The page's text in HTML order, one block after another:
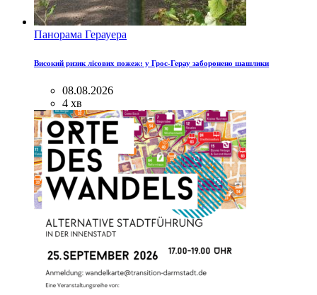
Панорама Герауера
Високий ризик лісових пожеж: у Грос-Герау заборонено шашлики
08.08.2026
4 хв